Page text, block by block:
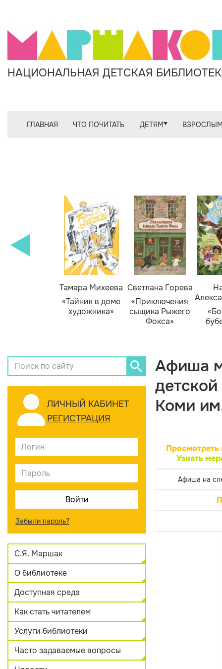
НАЦИОНАЛЬНАЯ ДЕТСКАЯ
ГЛАВНАЯ ЧТО ПОЧИТАТЬ ДЕТЯМ
Тамара Михеева
«Тайник в доме
художника»
Светлана Горева
«Приключения
сыщика Рыжего
Фокса»
ЛИЧНЫЙ КАБИНЕТ
РЕГИСТРАЦИЯ
Забыли пароль?
С.Я. Маршак
О библиотеке
Доступная среда
Как стать читателем
Услуги библиотеки
Часто задаваемые вопросы
Афиша
Коми
Просмотреть
Узнать
Афиша на